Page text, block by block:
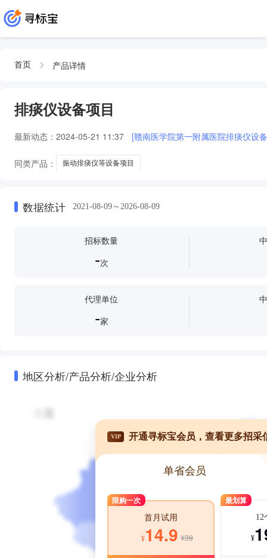
首页 产品详情
排痰仪设备项目
最新动态： 2024-05-21 11:37 [赣南医学院第一附属医院排痰仪设
同类产品： 振动排痰仪等设备项目
数据统计 2021-08-09～2026-08-09
招标数量
-次
代理单位
-家
地区分析/产品分析/企业分析
VIP 开通寻标宝会员，查看更多招采
单省会员
限购一次
首月试用
¥14.9 ¥39
最划算
12
¥